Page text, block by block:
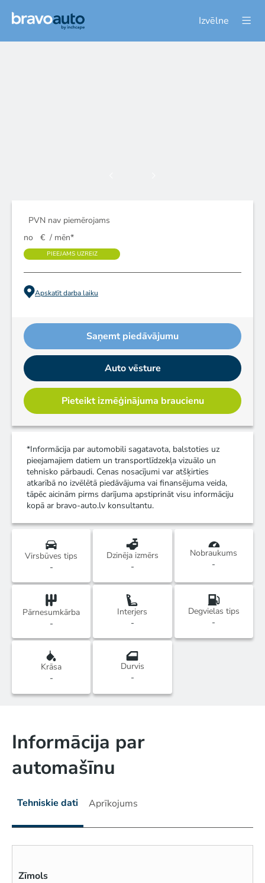
Izvēlne
PVN nav piemērojams
no
€ / mēn*
PIEEJAMS UZREIZ
Apskatīt darba laiku
Saņemt piedāvājumu
Auto vēsture
Pieteikt izmēģinājuma braucienu
*Informācija par automobili sagatavota, balstoties uz
pieejamajiem datiem un transportlīdzekļa vizuālo un
tehnisko pārbaudi. Cenas nosacījumi var atšķirties
atkarībā no izvēlētā piedāvājuma vai finansējuma veida,
tāpēc aicinām pirms darījuma apstiprināt visu informāciju
kopā ar bravo-auto.lv konsultantu.
Virsbūves tips
-
Dzinēja izmērs
-
Nobraukums
-
Pārnesumkārba
-
Interjers
-
Degvielas tips
-
Krāsa
-
Durvis
-
Informācija par
automašīnu
Tehniskie dati Aprīkojums
Zīmols